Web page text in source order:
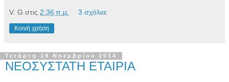
V. G στις 2:36 π.μ. 3 σχόλια:
Κοινή χρήση
Τετάρτη 19 Νοεμβρίου 2014
ΝΕΟΣΥΣΤΑΤΗ ΕΤΑΙΡΙΑ